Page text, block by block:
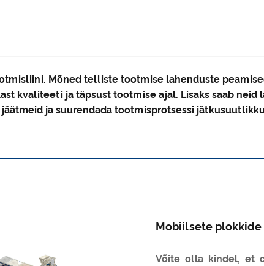
Mõned telliste tootmise lahenduste
kvaliteeti ja täpsust tootmise ajal. Lisaks saab neid
ja suurendada tootmisprotsessi
Mobiilsete
Võite olla kindel, et